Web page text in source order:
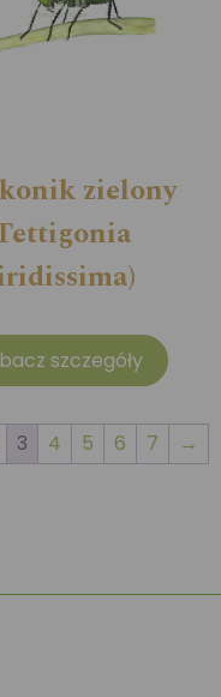
zielony
szczegóły
3 4 5 6 7 →